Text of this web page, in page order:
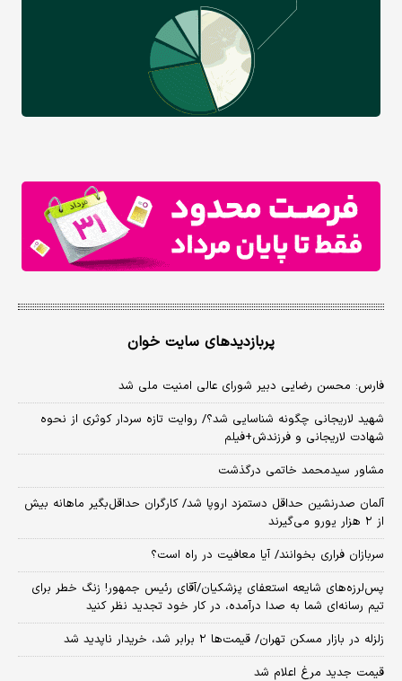
پربازدیدهای سایت خوان
فارس: محسن رضایی دبیر شورای عالی امنیت ملی شد
شهید لاریجانی چگونه شناسایی شد؟/ روایت تازه سردار کوثری از نحوه
شهادت لاریجانی و فرزندش+فیلم
مشاور سیدمحمد خاتمی درگذشت
آلمان صدرنشین حداقل دستمزد اروپا شد/ کارگران حداقل‌بگیر ماهانه بیش
از ۲ هزار یورو می‌گیرند
سربازان فراری بخوانند/ آیا معافیت در راه است؟
پس‌لرزه‌های شایعه استعفای پزشکیان/آقای رئیس جمهور! زنگ خطر برای
تیم رسانه‌ای شما به صدا درآمده، در کار خود تجدید نظر کنید
زلزله در بازار مسکن تهران/ قیمت‌ها ۲ برابر شد، خریدار ناپدید شد
قیمت جدید مرغ اعلام شد